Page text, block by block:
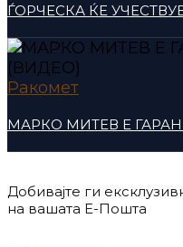
ЃОРЧЕСКА ЌЕ
Ракомет
МАРКО МИТЕВ Е
Добивајте ги
на вашата Е-Пошта